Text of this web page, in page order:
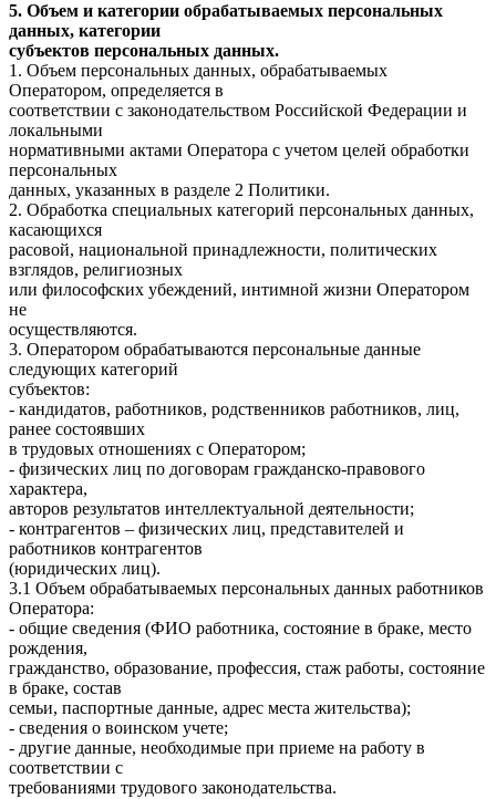
5. Объем и категории обрабатываемых персональных
данных, категории
субъектов персональных данных.
1. Объем персональных данных, обрабатываемых
Оператором, определяется в
соответствии с законодательством Российской Федерации и
локальными
нормативными актами Оператора с учетом целей обработки
персональных
данных, указанных в разделе 2 Политики.
2. Обработка специальных категорий персональных данных,
касающихся
расовой, национальной принадлежности, политических
взглядов, религиозных
или философских убеждений, интимной жизни Оператором
не
осуществляются.
3. Оператором обрабатываются персональные данные
следующих категорий
субъектов:
- кандидатов, работников, родственников работников, лиц,
ранее состоявших
в трудовых отношениях с Оператором;
- физических лиц по договорам гражданско-правового
характера,
авторов результатов интеллектуальной деятельности;
- контрагентов – физических лиц, представителей и
работников контрагентов
(юридических лиц).
3.1 Объем обрабатываемых персональных данных работников
Оператора:
- общие сведения (ФИО работника, состояние в браке, место
рождения,
гражданство, образование, профессия, стаж работы, состояние
в браке, состав
семьи, паспортные данные, адрес места жительства);
- сведения о воинском учете;
- другие данные, необходимые при приеме на работу в
соответствии с
требованиями трудового законодательства.